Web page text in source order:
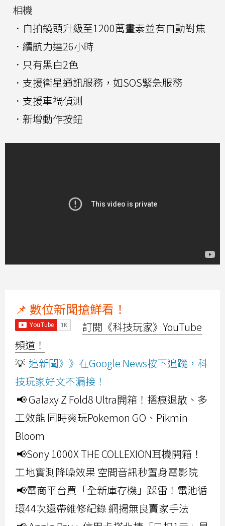
相機
．自拍鏡頭升級至1200萬畫素並有自動對焦
．續航力達26小時
．只有黑白2色
．支援衛星通訊服務，如SOS緊急服務
．支援車禍偵測
．新增動作按鈕
📌 數位新聞搶鮮看！
訂閱《科技玩家》YouTube
頻道！
💡 追新聞》》在Google News按下追蹤，科
技玩家好文不漏接！
📢 Galaxy Z Fold8 Ultra開箱！摺痕退散、多
工效能 同時爽玩Pokemon GO、Pikmin
Bloom
📢Sony 1000X THE COLLEXION耳機開箱！
工地實測降噪效果 空間音訊秒置身電影院
📢電商平台買「全新庫存機」踩雷！電池循
環44次還帶維修紀錄 網揭無良賣家手法